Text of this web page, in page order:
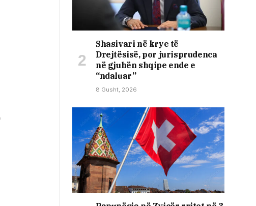
Shasivari në krye të
Drejtësisë, por jurisprudenca
në gjuhën shqipe ende e
“ndaluar”
8 Gusht, 2026